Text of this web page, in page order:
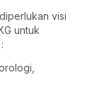
visi
untuk